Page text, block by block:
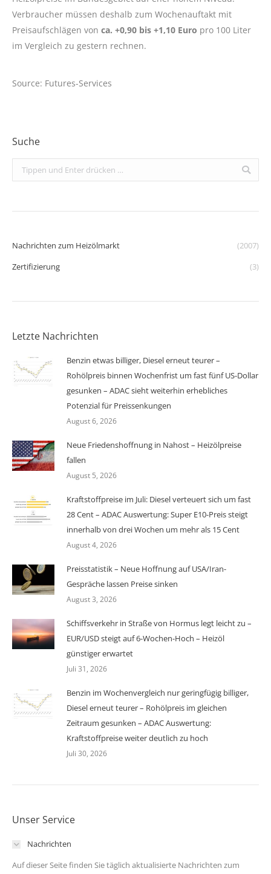
Verbraucher müssen deshalb zum Wochenauftakt mit
Preisaufschlägen von ca. +0,90 bis +1,10 Euro pro 100 Liter
im Vergleich zu gestern rechnen.
Source: Futures-Services
Suche
Search:
Nachrichten zum Heizölmarkt
(2007)
Zertifizierung
(3)
Letzte Nachrichten
Benzin etwas billiger, Diesel erneut teurer –
Rohölpreis binnen Wochenfrist um fast fünf US-Dollar
gesunken – ADAC sieht weiterhin erhebliches
Potenzial für Preissenkungen
August 6, 2026
Neue Friedenshoffnung in Nahost – Heizölpreise
fallen
August 5, 2026
Kraftstoffpreise im Juli: Diesel verteuert sich um fast
28 Cent – ADAC Auswertung: Super E10-Preis steigt
innerhalb von drei Wochen um mehr als 15 Cent
August 4, 2026
Preisstatistik – Neue Hoffnung auf USA/Iran-
Gespräche lassen Preise sinken
August 3, 2026
Schiffsverkehr in Straße von Hormus legt leicht zu –
EUR/USD steigt auf 6-Wochen-Hoch – Heizöl
günstiger erwartet
Juli 31, 2026
Benzin im Wochenvergleich nur geringfügig billiger,
Diesel erneut teurer – Rohölpreis im gleichen
Zeitraum gesunken – ADAC Auswertung:
Kraftstoffpreise weiter deutlich zu hoch
Juli 30, 2026
Unser Service
Nachrichten
Auf dieser Seite finden Sie täglich aktualisierte Nachrichten zum